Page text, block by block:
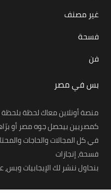
غير مصنف
فسحة
فن
بس في مصر
منصة أونلاين معاك لحظة
كمصريين بيحصل جوه مصر أو
في كل المجالات والحاجات
فسحة، إنجازات
بنحاول ننشر لك الإيجابيات